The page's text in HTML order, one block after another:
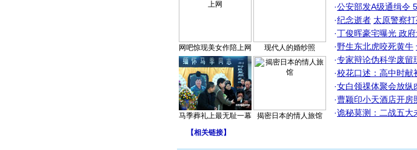
网吧惊现美女作陪上网 现代人的婚纱照
马季葬礼上最无耻一幕 揭密日本的情人旅馆
·公安部发A级通缉令
·纪念逝者 太原警察
·丁俊晖豪宅曝光 政
·野生东北虎咬死黄牛
·专家辩论伪科学废留
·校花口述：高中时献
·女白领祼体聚会放纵
·曹颖印小天酒店开房
·诡秘莫测：二战五大
【相关链接】